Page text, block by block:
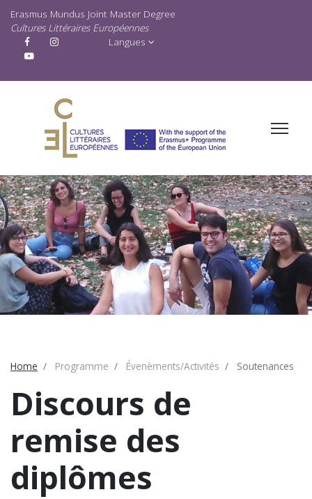
Erasmus Mundus Joint Master Degree
Cultures Littéraires Européennes
Langues
Home Programme Évenèments/Activités Soutenances
Discours de
remise des
diplômes